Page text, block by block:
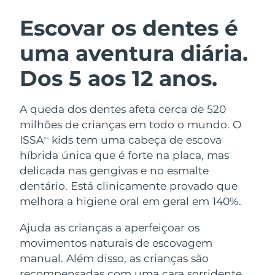
Escovar os dentes é
uma aventura diária.
Dos 5 aos 12 anos.
A queda dos dentes afeta cerca de 520
milhões de crianças em todo o mundo. O
ISSATM
kids tem uma cabeça de escova
híbrida única que é forte na placa, mas
delicada nas gengivas e no esmalte
dentário. Está clinicamente provado que
melhora a higiene oral em geral em 140%.
Ajuda as crianças a aperfeiçoar os
movimentos naturais de escovagem
manual. Além disso, as crianças são
Limpeza facial
Anti-aging massage
LUNA™ 4 Plus
Massage, LED heating
For men, anti-aging massage
Lifting facial
Microcurrent toning
BEAR™ 2 go
Microcurrent toning on-the-go
Microcurrent line smoothing device
Hidratação
UFO™ 3 kit
Deep facial hydration
UFO™ 3 LED
Near-infrared and red light therapy
device
Cuidado oral
issa™ 4
Hybrid silicone sonic toothbrush
issa™ 4 plus
Smart hybrid silicone sonic toothbrush
TRATAMENTO ANTIENVELHECIMENTO
FAQ™
Antienvelhecimento Tratamentos LED
NEW
Áustria Entrega prevista 8/10/26
Barein Entrega prevista8/11/26
Bélgica Entrega prevista
Bermudas Entrega prevista8/16/26
Bósnia e
Herzegovina
Entrega prevista
Brunei Entrega prevista
Bulgária Entrega prevista8/10/26
Canadá Entrega prevista
Chile Entrega prevista